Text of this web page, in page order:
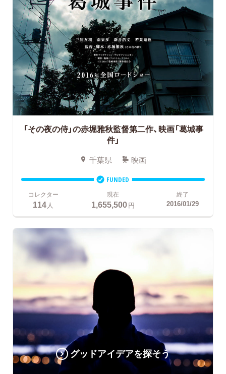
「その夜の侍」の赤堀雅秋監督第二作、映画「葛城事
件」
千葉県 映画
FUNDED
コレクター
114人
現在
1,655,500円
終了
2016/01/29
グッドアイデアを探そう